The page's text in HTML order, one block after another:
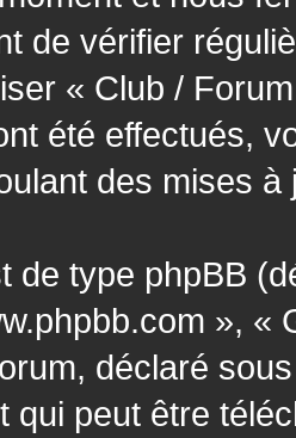
de vérifier
« Club /
été effectués,
des mises
de type phpBB
», «
déclaré
qui peut être